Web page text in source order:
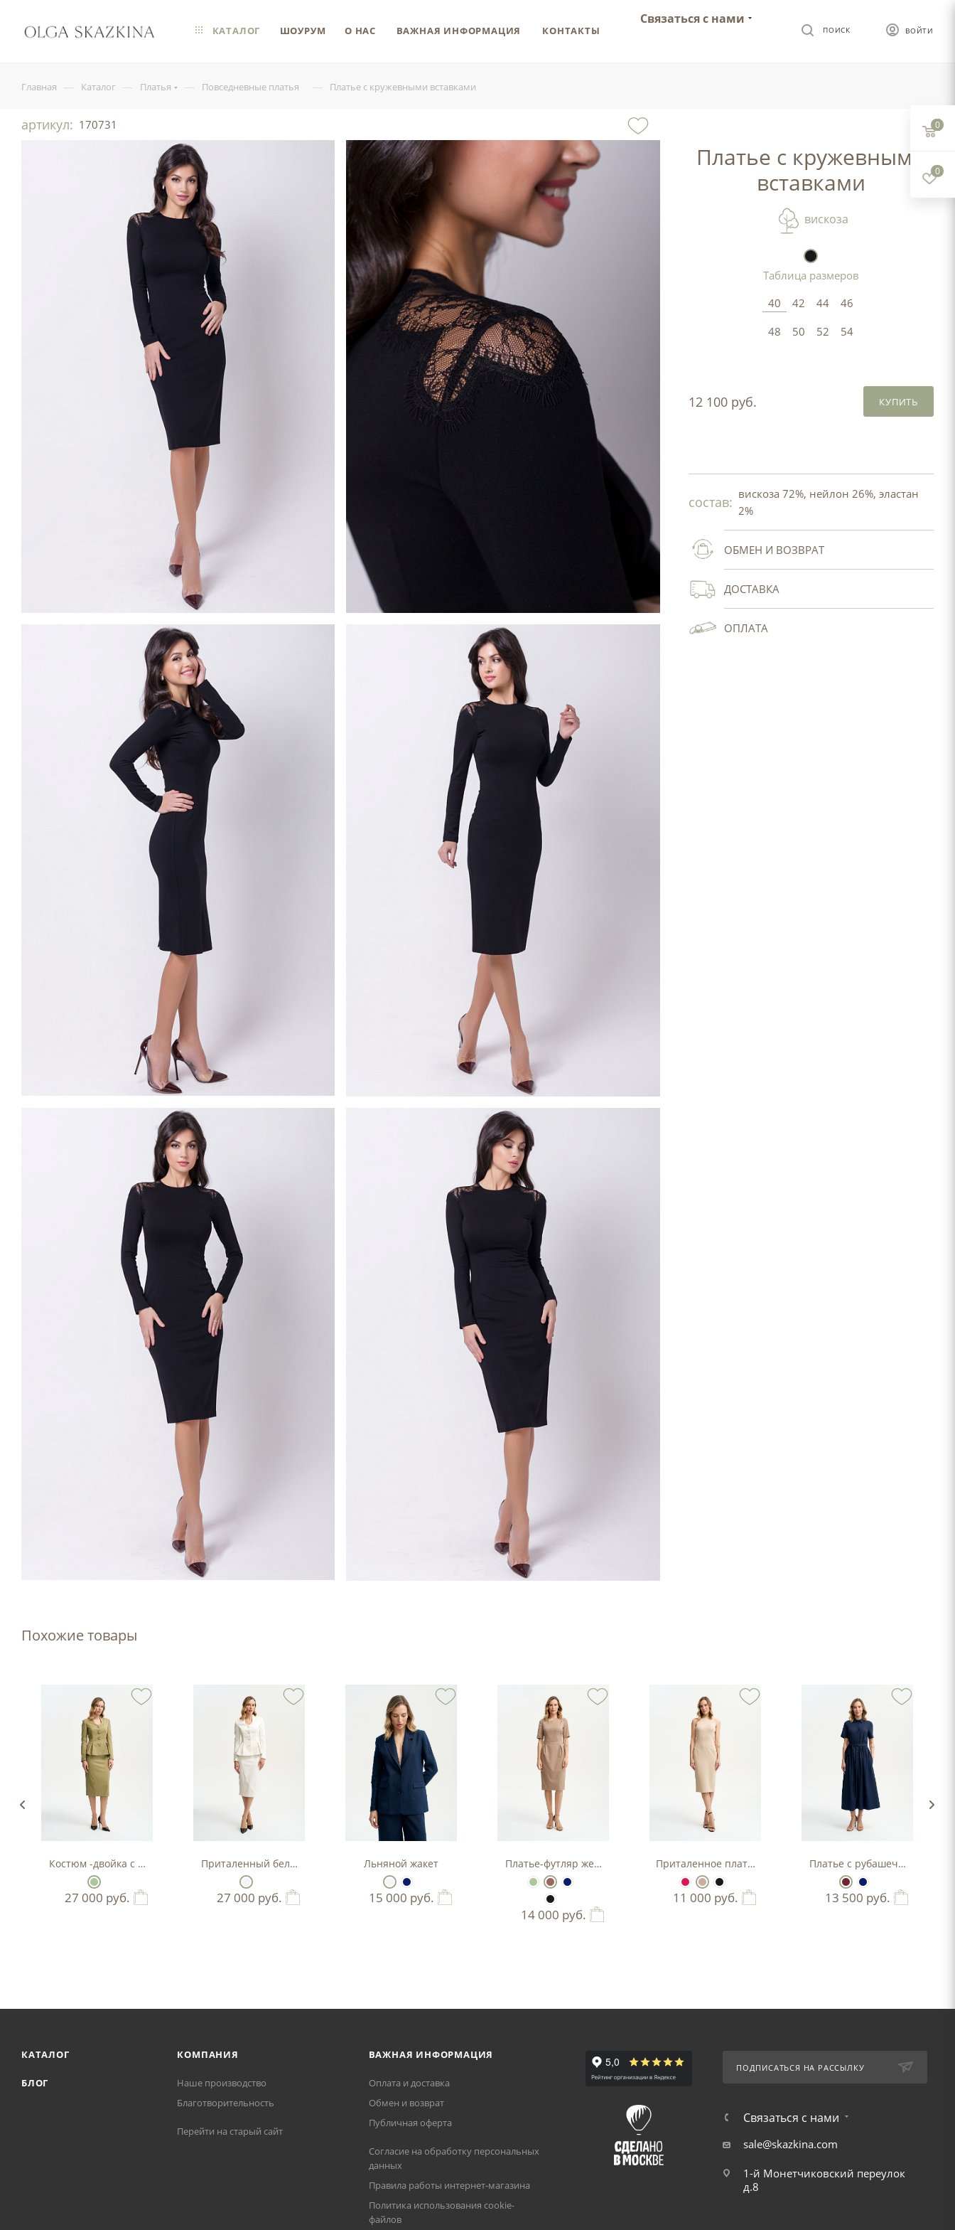
ВОЙТИ
ПОИСК
Связаться с нами
КАТАЛОГ ШОУРУМ О НАС ВАЖНАЯ ИНФОРМАЦИЯ КОНТАКТЫ
Главная — Каталог — Платья — Повседневные платья — Платье с кружевными вставками
артикул: 170731
Платье с кружевными
вставками
вискоза
Таблица размеров
40
42 44
46
48
50 52 54
12 100 руб. КУПИТЬ
состав: вискоза 72%, нейлон 26%, эластан
2%
ОБМЕН И ВОЗВРАТ
ДОСТАВКА
ОПЛАТА
Похожие товары
Костюм -двойка с баской в цвете фисташка
27 000 руб.
Приталенный белый костюм-двойка с баской.
27 000 руб.
Льняной жакет
15 000 руб.
Платье-футляр женское
14 000 руб.
Приталенное платье-футляр
11 000 руб.
Платье с рубашечным
13 500 руб.
КАТАЛОГ
БЛОГ
КОМПАНИЯ
Наше производство
Благотворительность
Перейти на старый сайт
ВАЖНАЯ ИНФОРМАЦИЯ
Оплата и доставка
Обмен и возврат
Публичная оферта
Согласие на обработку персональных
данных
Правила работы интернет-магазина
Политика использования cookie-
файлов
ПОДПИСАТЬСЯ НА РАССЫЛКУ
Связаться с нами
sale@skazkina.com
1-й Монетчиковский переулок
д.8
0
0